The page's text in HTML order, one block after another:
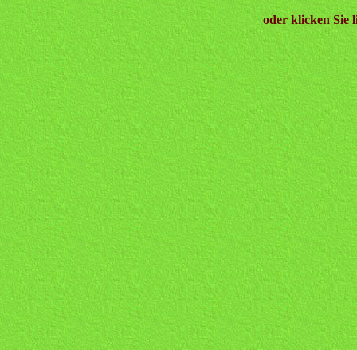
oder klicken Sie